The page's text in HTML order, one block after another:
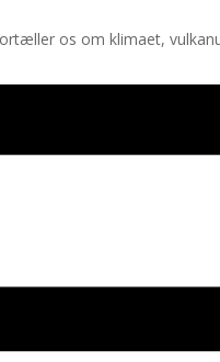
os om klimaet,